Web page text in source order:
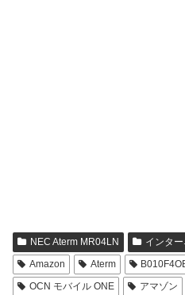
NEC Aterm MR04LN インター
Amazon
Aterm
OCN モバイル ONE
アマゾン